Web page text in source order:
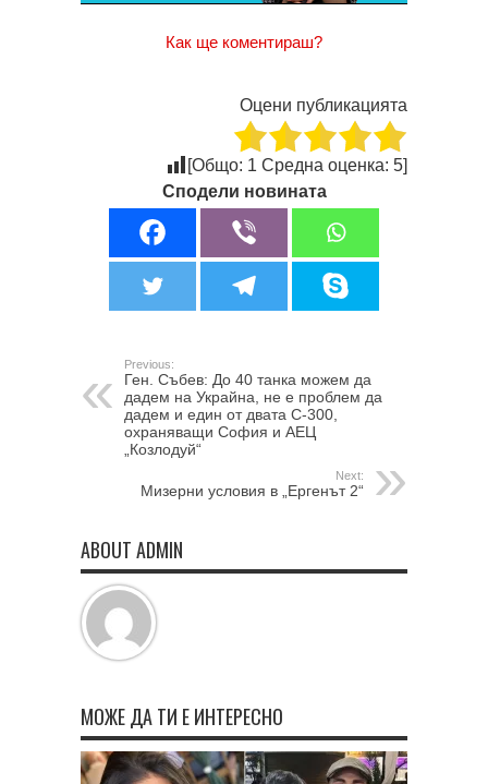
Как ще коментираш?
Оцени публикацията
[Общо: 1 Средна оценка: 5]
Сподели новината
Previous:
Ген. Събев: До 40 танка можем да
дадем на Украйна, не е проблем да
дадем и един от двата С-300,
охраняващи София и АЕЦ
„Козлодуй“
Next:
Мизерни условия в „Ергенът 2“
ABOUT ADMIN
МОЖЕ ДА ТИ Е ИНТЕРЕСНО